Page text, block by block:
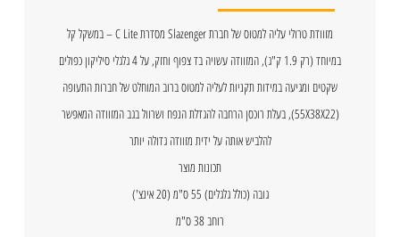
מזוודת טרולי עליה למטוס של חברת Slazenger מסדרת C Lite – במשקל קל
במיוחד (רק 1.9 ק"ג), המזוודה עשויה בד צפוף וחזק, על 4 גלגלי סיליקון כפולים
שקטים ומגיעה במידות תקניות לעליה למטוס ברוב המוחלט של חברות התעופה
(55X38X22), בעלת רוכסן הרחבה להגדלת הנפח ושרוול בגב המזוודה המאפשר
להלביש אותה על ידית מזוודה גדולה יותר
תכונות מוצר
גובה (כולל גלגלים) 55 ס"מ (20 אינצ')
רוחב 38 ס"מ